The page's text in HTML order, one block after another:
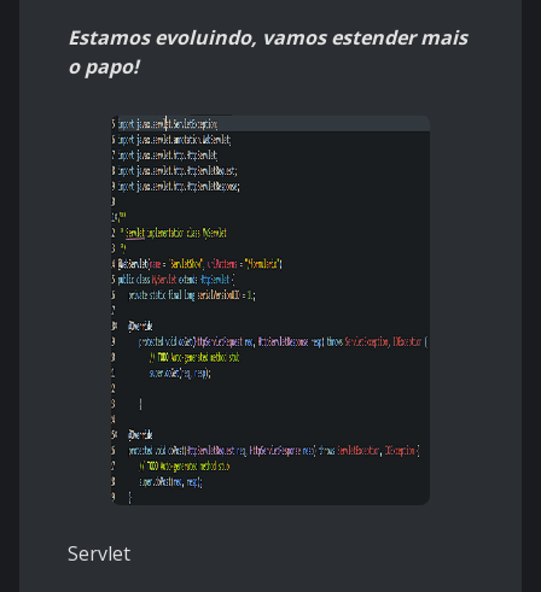
Estamos evoluindo, vamos estender mais
o papo!
Servlet